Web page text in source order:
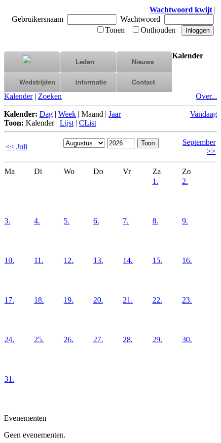
Wachtwoord kwijt |
Gebruikersnaam
Wachtwoord
Tonen
Onthouden
Leden Nieuws
Wedstrijden Informatie Contact
Kalender
Kalender | Zoeken Over...
Kalender: Dag | Week | Maand | Jaar
Toon: Kalender| Lijst | CList
Vandaag
<< Juli
September
>>
Ma Di Wo Do Vr Za
Zo
1.
2.
3. 4. 5. 6. 7. 8. 9.
10. 11. 12. 13. 14. 15. 16.
17. 18. 19. 20. 21. 22. 23.
24. 25. 26. 27. 28. 29. 30.
31.
Evenementen
Geen evenementen.